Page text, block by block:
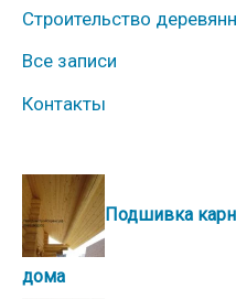
Строительство
Все записи
Контакты
Подшивка
дома